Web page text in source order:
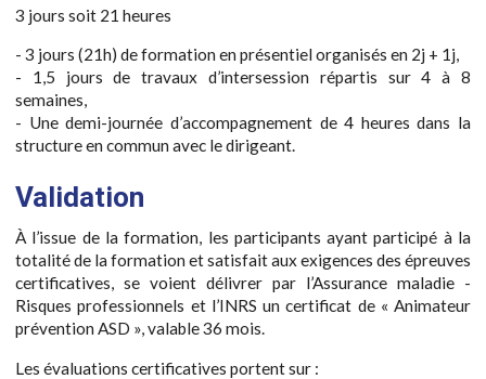
3 jours soit 21 heures
- 3 jours (21h) de formation en présentiel organisés en 2j + 1j,
- 1,5 jours de travaux d’intersession répartis sur 4 à 8
semaines,
- Une demi-journée d’accompagnement de 4 heures dans la
structure en commun avec le dirigeant.
Validation
À l’issue de la formation, les participants ayant participé à la
totalité de la formation et satisfait aux exigences des épreuves
certificatives, se voient délivrer par l’Assurance maladie -
Risques professionnels et l’INRS un certificat de « Animateur
prévention ASD », valable 36 mois.
Les évaluations certificatives portent sur :